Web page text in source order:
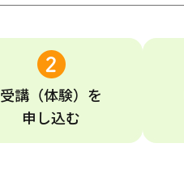
受講 （体験） を
申し込む